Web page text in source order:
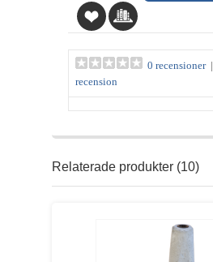
0 recensioner|
recension
Relaterade produkter (10)